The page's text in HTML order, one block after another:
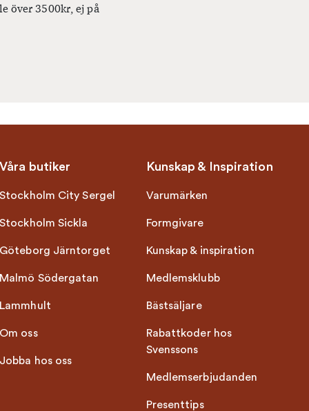
över 3500kr, ej på
Våra butiker
Stockholm City Sergel
Stockholm Sickla
Göteborg Järntorget
Malmö Södergatan
Lammhult
Om oss
Jobba hos oss
Kunskap & Inspiration
Varumärken
Formgivare
Kunskap & inspiration
Medlemsklubb
Bästsäljare
Rabattkoder hos
Svenssons
Medlemserbjudanden
Presenttips